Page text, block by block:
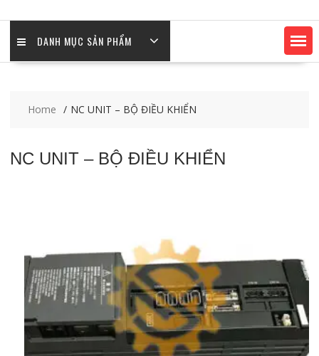
DANH MỤC SẢN PHẨM
Home NC UNIT – BỘ ĐIỀU KHIỂN
NC UNIT – BỘ ĐIỀU KHIỂN